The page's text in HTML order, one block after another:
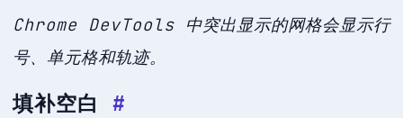
Chrome DevTools 中突出显示的网格会显示行
号、单元格和轨迹。
填补空白 #